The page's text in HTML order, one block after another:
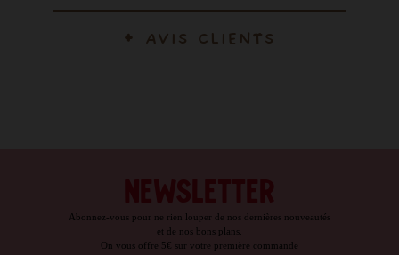
AVIS CLIENTS
Abonnez-vous pour ne rien louper de nos dernières nouveautés
et de nos bons plans.
On vous offre 5€ sur votre première commande